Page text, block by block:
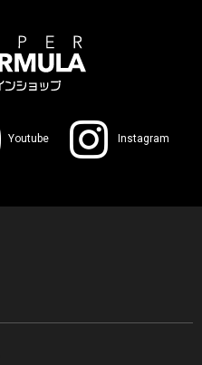
Youtube Instagram